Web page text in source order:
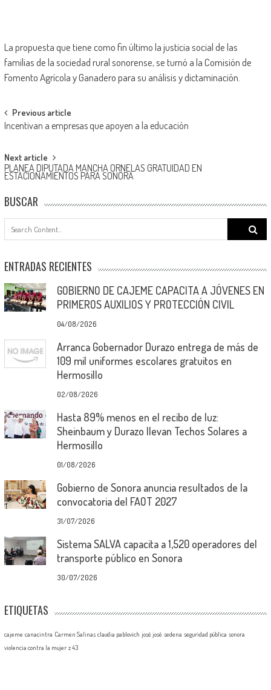
La propuesta que tiene como fin último la justicia social de las
familias de la sociedad rural sonorense, se turnó a la Comisión de
Fomento Agrícola y Ganadero para su análisis y dictaminación.
Post
navigation
Previous article
Incentivan a empresas que apoyen a la educación
Next article
PLANEA DIPUTADA MANCHA ORNELAS GRATUIDAD EN
ESTACIONAMIENTOS PARA SONORA
BUSCAR
Search
for:
ENTRADAS RECIENTES
GOBIERNO DE CAJEME CAPACITA A JÓVENES EN
PRIMEROS AUXILIOS Y PROTECCIÓN CIVIL
04/08/2026
Arranca Gobernador Durazo entrega de más de
109 mil uniformes escolares gratuitos en
Hermosillo
02/08/2026
Hasta 89% menos en el recibo de luz:
Sheinbaum y Durazo llevan Techos Solares a
Hermosillo
01/08/2026
Gobierno de Sonora anuncia resultados de la
convocatoria del FAOT 2027
31/07/2026
Sistema SALVA capacita a 1,520 operadores del
transporte público en Sonora
30/07/2026
ETIQUETAS
cajeme canacintra Carmen Salinas claudia pablovich josé josé sedena seguridad pública sonora
violencia contra la mujer z 43